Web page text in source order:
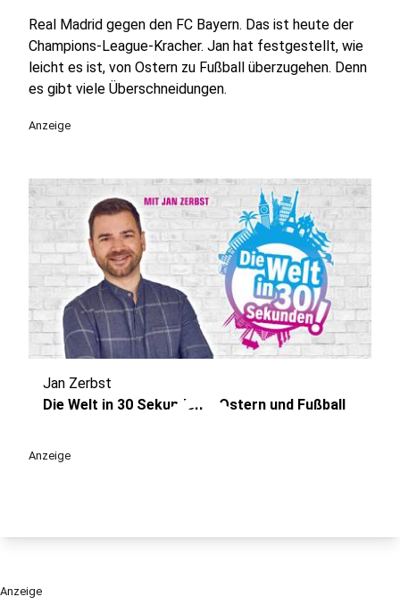
Real Madrid gegen den FC Bayern. Das ist heute der
Champions-League-Kracher. Jan hat festgestellt, wie
leicht es ist, von Ostern zu Fußball überzugehen. Denn
es gibt viele Überschneidungen.
Anzeige
play_circle
Jan Zerbst
Die Welt in 30 Sekunden – Ostern und Fußball
Anzeige
Anzeige